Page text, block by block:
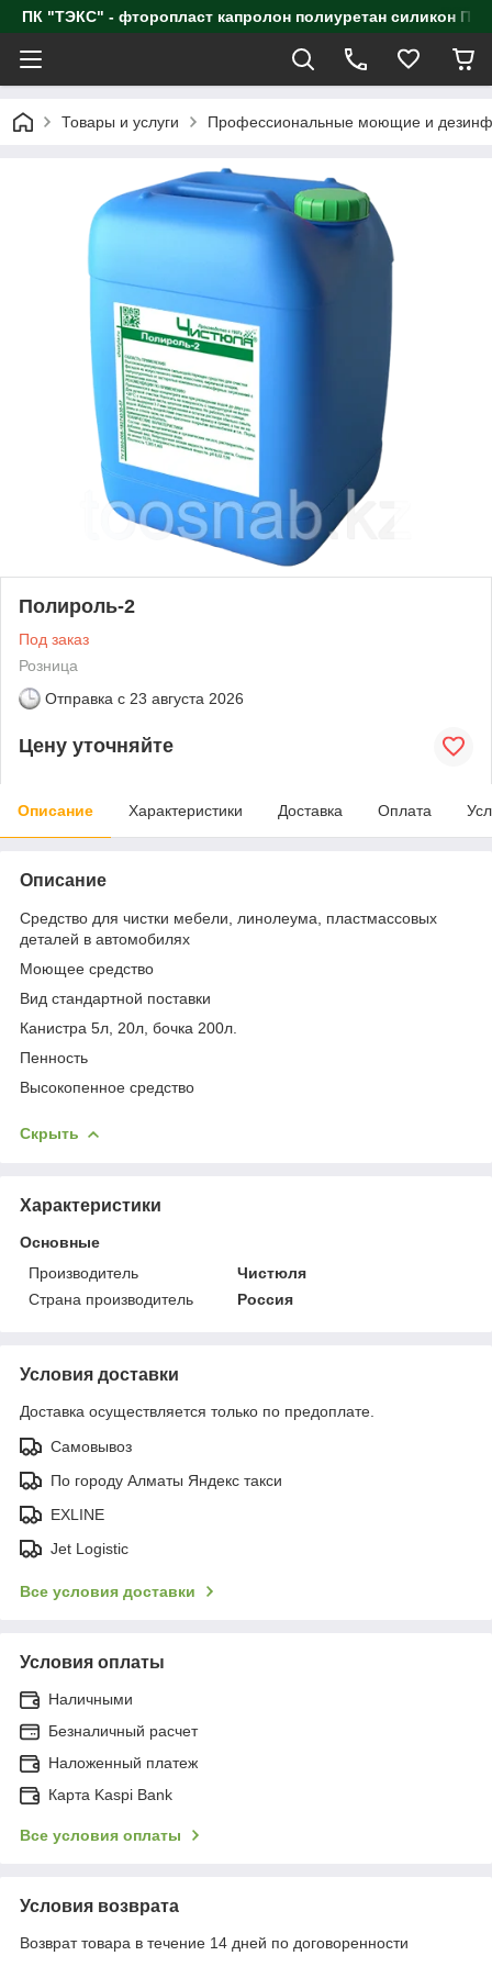
ПК "ТЭКС" - фторопласт капролон полиуретан
Товары и услуги Профессиональные моющие и
Полироль-2
Под заказ
Розница
Отправка с 23 августа 2026
Цену уточняйте
Описание Характеристики Доставка Оплата
Описание
Средство для чистки мебели, линолеума, пластмассовых
деталей в автомобилях
Моющее средство
Вид стандартной поставки
Канистра 5л, 20л, бочка 200л.
Пенность
Высокопенное средство
Скрыть
Характеристики
Основные
Производитель
Чистюля
Страна производитель
Россия
Условия доставки
Доставка осуществляется только по предоплате.
Самовывоз
По городу Алматы Яндекс такси
EXLINE
Jet Logistic
Все условия доставки
Условия оплаты
Наличными
Безналичный расчет
Наложенный платеж
Карта Kaspi Bank
Все условия оплаты
Условия возврата
Возврат товара в течение 14 дней по договоренности